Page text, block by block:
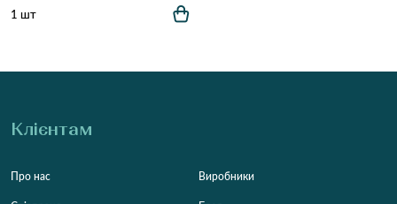
1 шт
Клієнтам
Про нас Виробники